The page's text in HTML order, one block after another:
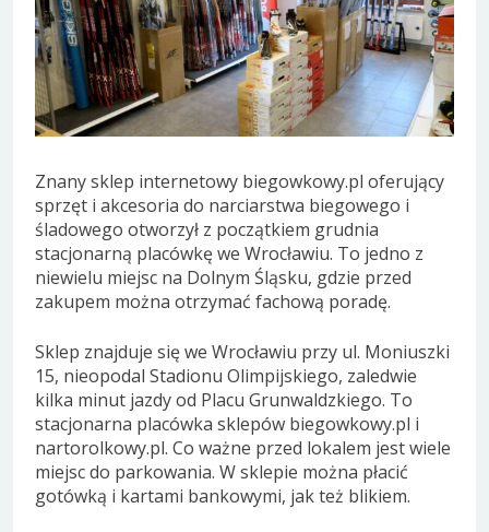
Znany sklep internetowy biegowkowy.pl oferujący
sprzęt i akcesoria do narciarstwa biegowego i
śladowego otworzył z początkiem grudnia
stacjonarną placówkę we Wrocławiu. To jedno z
niewielu miejsc na Dolnym Śląsku, gdzie przed
zakupem można otrzymać fachową poradę.
Sklep znajduje się we Wrocławiu przy ul. Moniuszki
15, nieopodal Stadionu Olimpijskiego, zaledwie
kilka minut jazdy od Placu Grunwaldzkiego. To
stacjonarna placówka sklepów biegowkowy.pl i
nartorolkowy.pl. Co ważne przed lokalem jest wiele
miejsc do parkowania. W sklepie można płacić
gotówką i kartami bankowymi, jak też blikiem.